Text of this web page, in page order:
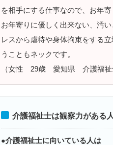
を相手にする仕事なので、お年
お年寄りに優しく出来ない、汚
レスから虐待や身体拘束をする
うこともネックです。
（女性 29歳 愛知県 介護福祉
介護福祉士は観察力がある
●介護福祉士に向いている人は